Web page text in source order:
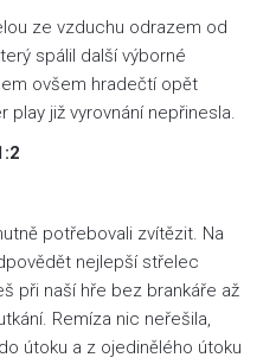
ze vzduchu odrazem od
spálil další výborné
ovšem hradečtí opět
play již vyrovnání nepřinesla.
potřebovali zvítězit. Na
nejlepší střelec
při naší hře bez brankáře až
Remíza nic neřešila,
útoku a z ojedinělého útoku